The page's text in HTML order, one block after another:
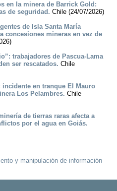
en la minera de Barrick Gold:
de seguridad. Chile (24/07/2026)
de Isla Santa María
concesiones mineras en vez de
trabajadores de Pascua-Lama
ser rescatados. Chile
incidente en tranque El Mauro
Los Pelambres. Chile
de tierras raras afecta a
por el agua en Goiás.
y manipulación de información